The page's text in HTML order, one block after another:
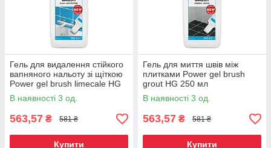
Гель для видалення стійкого
вапняного нальоту зі щіткою
Power gel brush limecale HG
250 мл
В наявності 3 од.
563,57 ₴ 581 ₴
Купити
Гель для миття швів між
плитками Power gel brush
grout HG 250 мл
В наявності 3 од.
563,57 ₴ 581 ₴
Купити